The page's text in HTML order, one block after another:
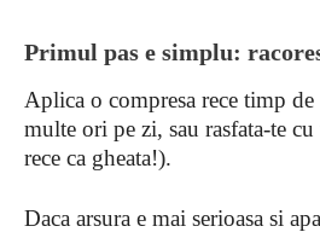
Primul pas e simplu:
Aplica o compresa rece timp
multe ori pe zi, sau rasfata-te
rece ca gheata!).
Daca arsura e mai serioasa si